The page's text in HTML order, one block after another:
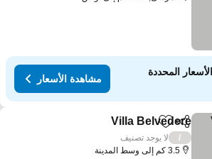
المحددة
مشاهدة الأسعار
مشاركةAdd to favorites
Villa Belvedere
لا يوجد تصنيف
3.5 كم إلى وسط المدينة